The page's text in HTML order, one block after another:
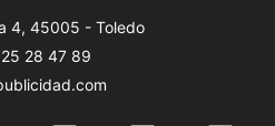
4, 45005 - Toledo
28 47 89